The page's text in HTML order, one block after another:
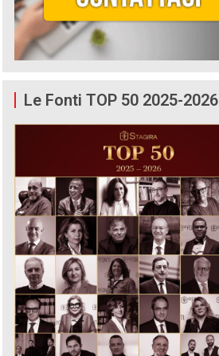
Le Fonti TOP 50 2025-2026